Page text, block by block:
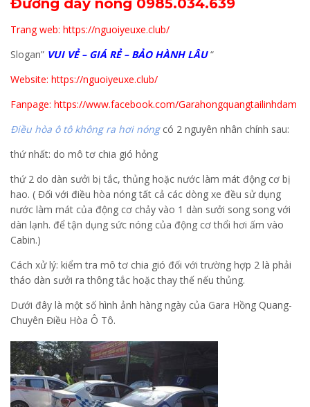
Trang web: https://nguoiyeuxe.club/
Slogan” VUI VẺ – GIÁ RẺ – BẢO HÀNH LÂU “
Website: https://nguoiyeuxe.club/
Fanpage: https://www.facebook.com/Garahongquangtailinhdam
Điều hòa ô tô không ra hơi nóngcó 2 nguyên nhân chính sau:
thứ nhất: do mô tơ chia gió hỏng
thứ 2 do dàn sưởi bị tắc, thủng hoặc nước làm mát động cơ bị
hao. ( Đối với điều hòa nóng tất cả các dòng xe đều sử dụng
nước làm mát của động cơ chảy vào 1 dàn sưởi song song với
dàn lạnh. để tận dụng sức nóng của động cơ thổi hơi ấm vào
Cabin.)
Cách xử lý: kiểm tra mô tơ chia gió đối với trường hợp 2 là phải
tháo dàn sưởi ra thông tắc hoặc thay thế nếu thủng.
Dưới đây là một số hình ảnh hàng ngày của Gara Hồng Quang-
Chuyên Điều Hòa Ô Tô.